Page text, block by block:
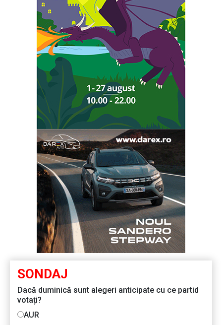
SONDAJ
Dacă duminică sunt alegeri anticipate cu ce partid
votați?
AUR